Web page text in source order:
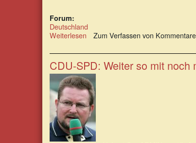
Forum:
Deutschland
Weiterlesen über
und
Klingbeil:
eine
unheilige
Allianz
Zum Verfassen von
CDU-SPD: Weiter so mit noch